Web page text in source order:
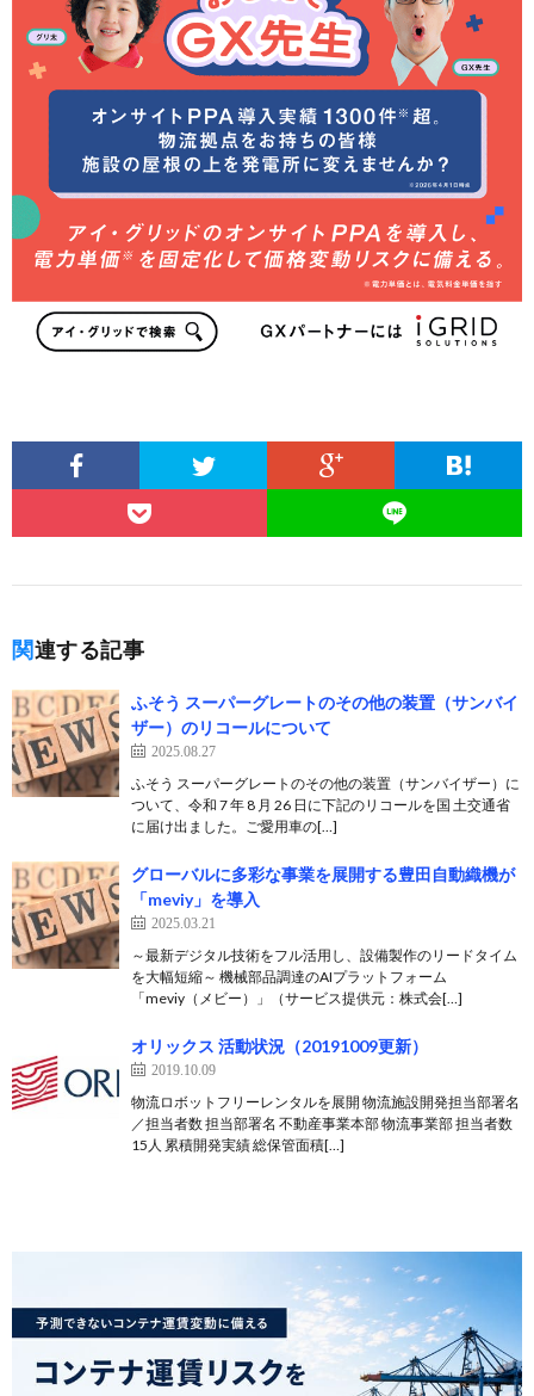
関連する記事
ふそう スーパーグレートのその他の装置（サンバイ
ザー）のリコールについて
2025.08.27
ふそう スーパーグレートのその他の装置（サンバイザー）に
ついて、令和 7 年 8 月 26 日に下記のリコールを国 土交通省
に届け出ました。ご愛用車の[…]
グローバルに多彩な事業を展開する豊田自動織機が
「meviy」を導入
2025.03.21
～最新デジタル技術をフル活用し、設備製作のリードタイム
を大幅短縮～ 機械部品調達のAIプラットフォーム
「meviy（メビー）」（サービス提供元：株式会[…]
オリックス 活動状況（20191009更新）
2019.10.09
物流ロボットフリーレンタルを展開 物流施設開発担当部署名
／担当者数 担当部署名 不動産事業本部 物流事業部 担当者数
15人 累積開発実績 総保管面積[…]